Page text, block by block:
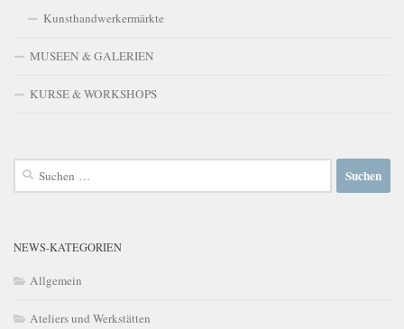
Kunsthandwerkermärkte
MUSEEN & GALERIEN
KURSE & WORKSHOPS
Suchen
NEWS-KATEGORIEN
Allgemein
Ateliers und Werkstätten